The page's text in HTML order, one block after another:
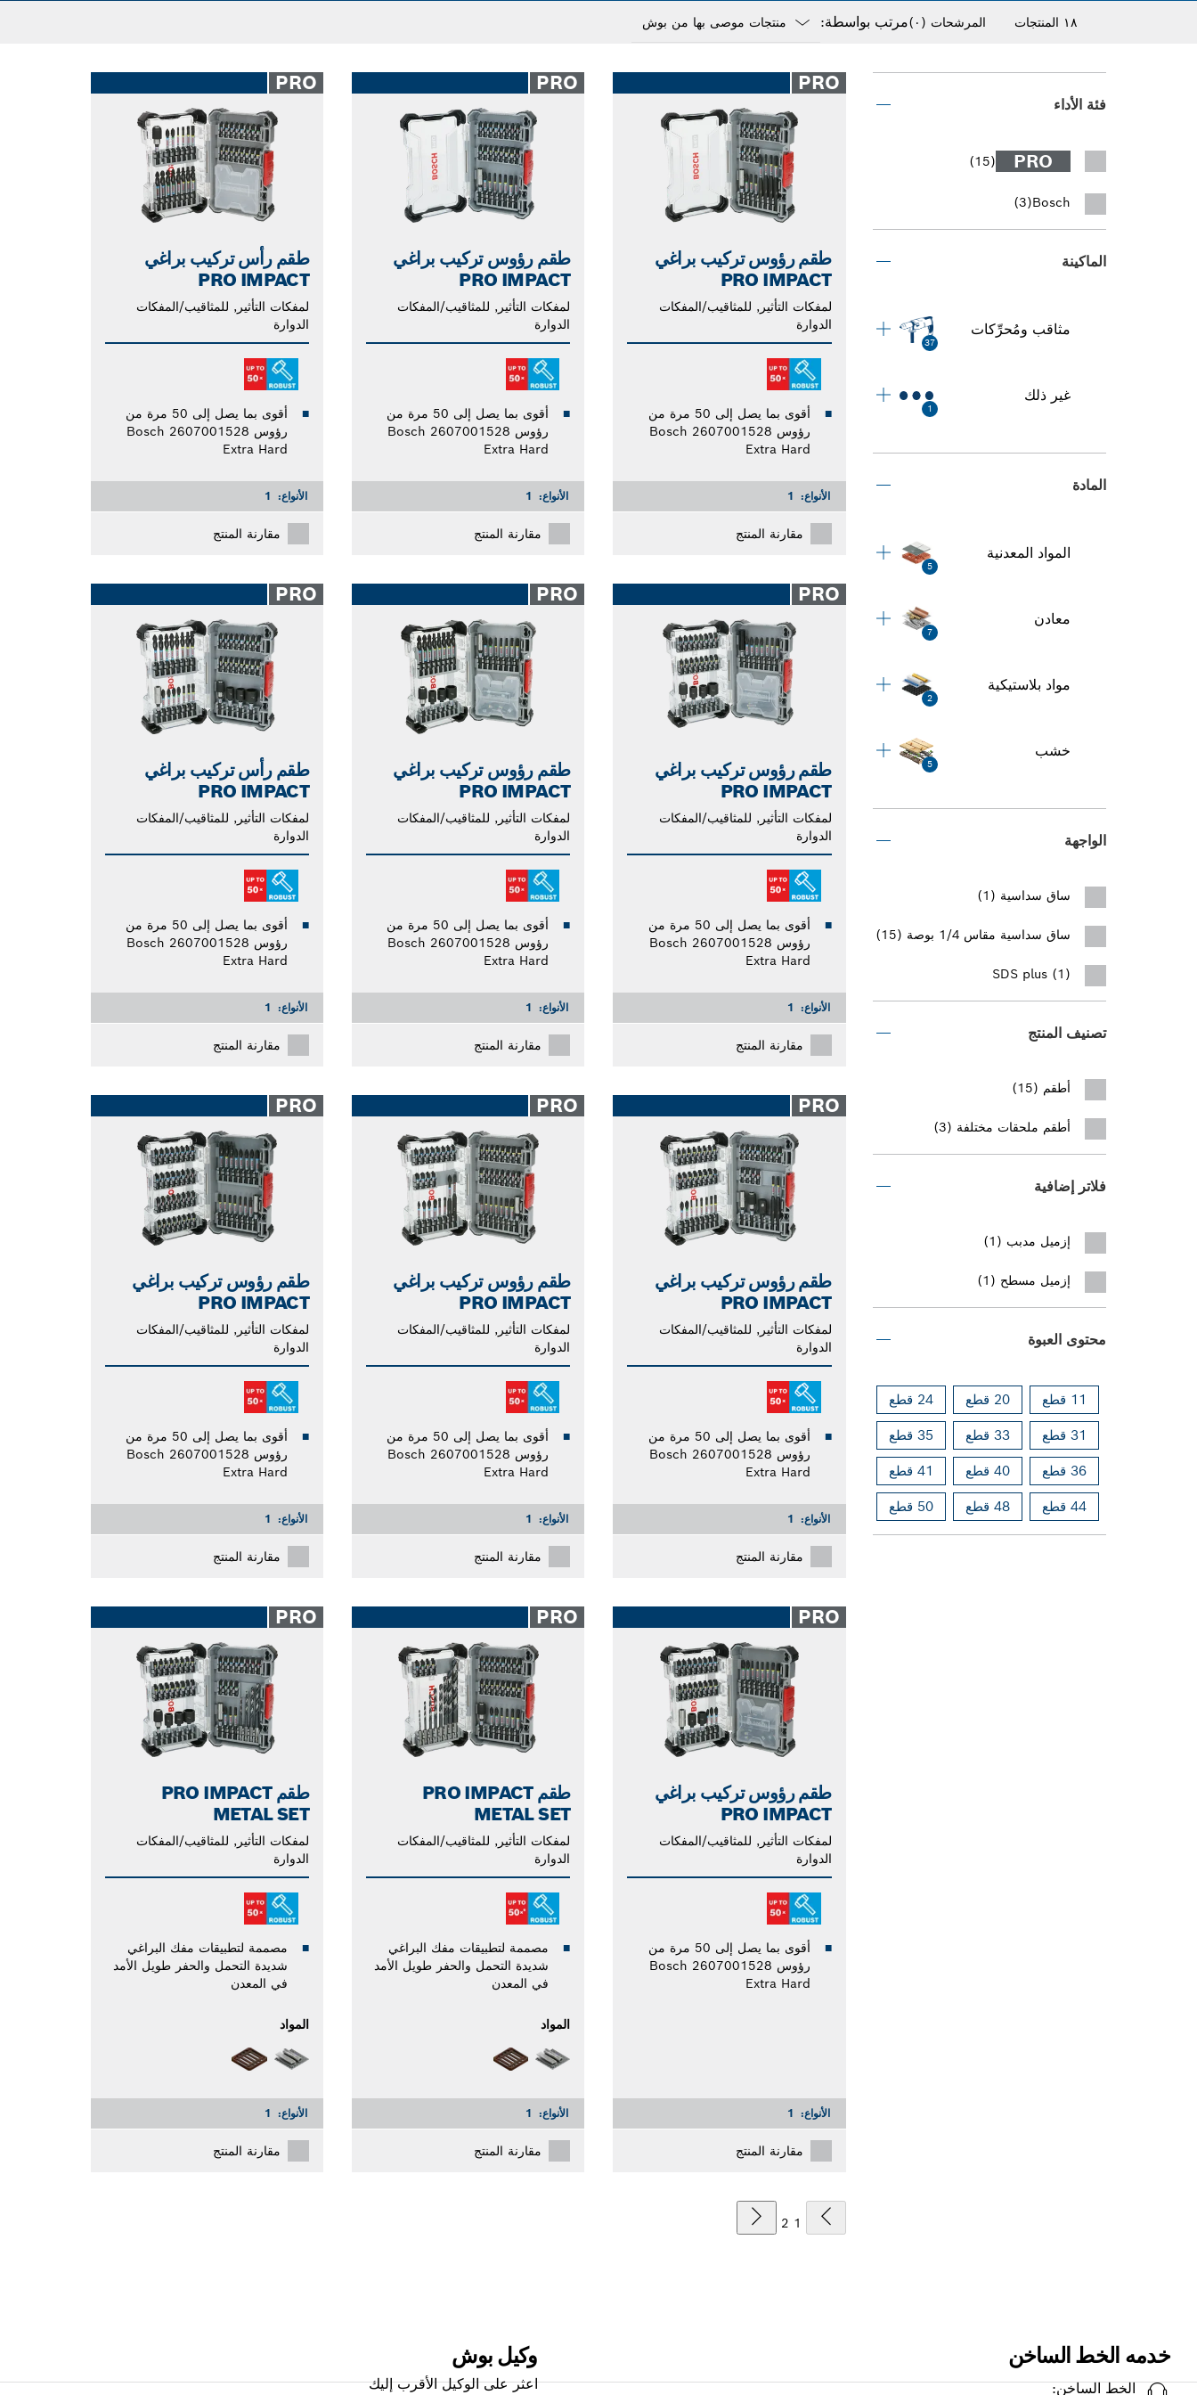
١٨ المنتجات المرشحات (٠) مرتب بواسطة:
closed
فئة الأداء
PRO
(15)
Bosch
(3)
الماكينة
مثاقب ومُحرِّكات
37
غير ذلك
1
المادة
المواد المعدنية
5
معادن
7
مواد بلاستيكية
2
خشب
5
الواجهة
ساق سداسية (1)
ساق سداسية مقاس 1/4 بوصة (15)
SDS plus (1)
تصنيف المنتج
أطقم (15)
أطقم ملحقات مختلفة (3)
فلاتر إضافية
إزميل مدبب (1)
إزميل مسطح (1)
محتوى العبوة
11 قطع 20 قطع 24 قطع
31 قطع 33 قطع 35 قطع
36 قطع 40 قطع 41 قطع
44 قطع 48 قطع 50 قطع
PRO
طقم رؤوس تركيب براغي
PRO IMPACT
لمفكات التأثير, للمثاقيب/المفكات
الدوارة
أقوى بما يصل إلى 50 مرة من
رؤوس Bosch 2607001528
Extra Hard
الأنواع: 1
مقارنة المنتج
PRO
طقم رؤوس تركيب براغي
PRO IMPACT
لمفكات التأثير, للمثاقيب/المفكات
الدوارة
أقوى بما يصل إلى 50 مرة من
رؤوس Bosch 2607001528
Extra Hard
الأنواع: 1
مقارنة المنتج
PRO
طقم رأس تركيب براغي
PRO IMPACT
لمفكات التأثير, للمثاقيب/المفكات
الدوارة
أقوى بما يصل إلى 50 مرة من
رؤوس Bosch 2607001528
Extra Hard
الأنواع: 1
مقارنة المنتج
PRO
طقم رؤوس تركيب براغي
PRO IMPACT
لمفكات التأثير, للمثاقيب/المفكات
الدوارة
أقوى بما يصل إلى 50 مرة من
رؤوس Bosch 2607001528
Extra Hard
الأنواع: 1
مقارنة المنتج
PRO
طقم رؤوس تركيب براغي
PRO IMPACT
لمفكات التأثير, للمثاقيب/المفكات
الدوارة
أقوى بما يصل إلى 50 مرة من
رؤوس Bosch 2607001528
Extra Hard
الأنواع: 1
مقارنة المنتج
PRO
طقم رأس تركيب براغي
PRO IMPACT
لمفكات التأثير, للمثاقيب/المفكات
الدوارة
أقوى بما يصل إلى 50 مرة من
رؤوس Bosch 2607001528
Extra Hard
الأنواع: 1
مقارنة المنتج
PRO
طقم رؤوس تركيب براغي
PRO IMPACT
لمفكات التأثير, للمثاقيب/المفكات
الدوارة
أقوى بما يصل إلى 50 مرة من
رؤوس Bosch 2607001528
Extra Hard
الأنواع: 1
مقارنة المنتج
PRO
طقم رؤوس تركيب براغي
PRO IMPACT
لمفكات التأثير, للمثاقيب/المفكات
الدوارة
أقوى بما يصل إلى 50 مرة من
رؤوس Bosch 2607001528
Extra Hard
الأنواع: 1
مقارنة المنتج
PRO
طقم رؤوس تركيب براغي
PRO IMPACT
لمفكات التأثير, للمثاقيب/المفكات
الدوارة
أقوى بما يصل إلى 50 مرة من
رؤوس Bosch 2607001528
Extra Hard
الأنواع: 1
مقارنة المنتج
PRO
طقم رؤوس تركيب براغي
PRO IMPACT
لمفكات التأثير, للمثاقيب/المفكات
الدوارة
أقوى بما يصل إلى 50 مرة من
رؤوس Bosch 2607001528
Extra Hard
الأنواع: 1
مقارنة المنتج
PRO
طقم PRO IMPACT
METAL SET
لمفكات التأثير, للمثاقيب/المفكات
الدوارة
مصممة لتطبيقات مفك البراغي
شديدة التحمل والحفر طويل الأمد
في المعدن
المواد
الأنواع: 1
مقارنة المنتج
PRO
طقم PRO IMPACT
METAL SET
لمفكات التأثير, للمثاقيب/المفكات
الدوارة
مصممة لتطبيقات مفك البراغي
شديدة التحمل والحفر طويل الأمد
في المعدن
المواد
الأنواع: 1
مقارنة المنتج
1
2
خدمه الخط الساخن
الخط الساخن:
وكيل بوش
اعثر على الوكيل الأقرب إليك